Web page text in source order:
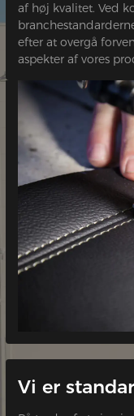
af høj kvalitet. Ved
efter at overgå
aspekter af vores
Vi er